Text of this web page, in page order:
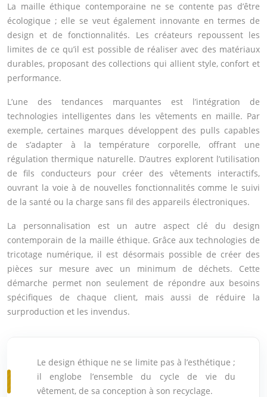
La maille éthique contemporaine ne se contente pas d’être
écologique ; elle se veut également innovante en termes de
design et de fonctionnalités. Les créateurs repoussent les
limites de ce qu’il est possible de réaliser avec des matériaux
durables, proposant des collections qui allient style, confort et
performance.
L’une des tendances marquantes est l’intégration de
technologies intelligentes dans les vêtements en maille. Par
exemple, certaines marques développent des pulls capables
de s’adapter à la température corporelle, offrant une
régulation thermique naturelle. D’autres explorent l’utilisation
de fils conducteurs pour créer des vêtements interactifs,
ouvrant la voie à de nouvelles fonctionnalités comme le suivi
de la santé ou la charge sans fil des appareils électroniques.
La personnalisation est un autre aspect clé du design
contemporain de la maille éthique. Grâce aux technologies de
tricotage numérique, il est désormais possible de créer des
pièces sur mesure avec un minimum de déchets. Cette
démarche permet non seulement de répondre aux besoins
spécifiques de chaque client, mais aussi de réduire la
surproduction et les invendus.
Le design éthique ne se limite pas à l’esthétique ;
il englobe l’ensemble du cycle de vie du
vêtement, de sa conception à son recyclage.